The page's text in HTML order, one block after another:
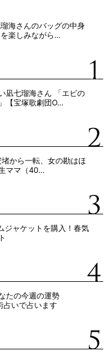
海さんのバッグの中身
楽しみながら…
凪七瑠海さん 「エビの
【宝塚歌劇団O…
から一転、女の勘はほ
ママ（40…
ジャケットを購入！春気
たの今週の運勢
占いで占います